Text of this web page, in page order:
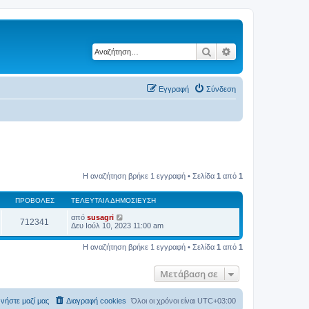
Αναζήτηση
Σύνδεση
Εγγραφή
Η αναζήτηση βρήκε 1 εγγραφή • Σελίδα 1 από 1
ΠΡΟΒΟΛΈΣ ΤΕΛΕΥΤΑΊΑ ΔΗΜΟΣΊΕΥΣΗ
712341 από susagri
Δευ Ιούλ 10, 2023 11:00 am
Η αναζήτηση βρήκε 1 εγγραφή • Σελίδα 1 από 1
Μετάβαση σε
Όλοι οι χρόνοι είναι UTC+03:00
Διαγραφή cookies
μαζί μας